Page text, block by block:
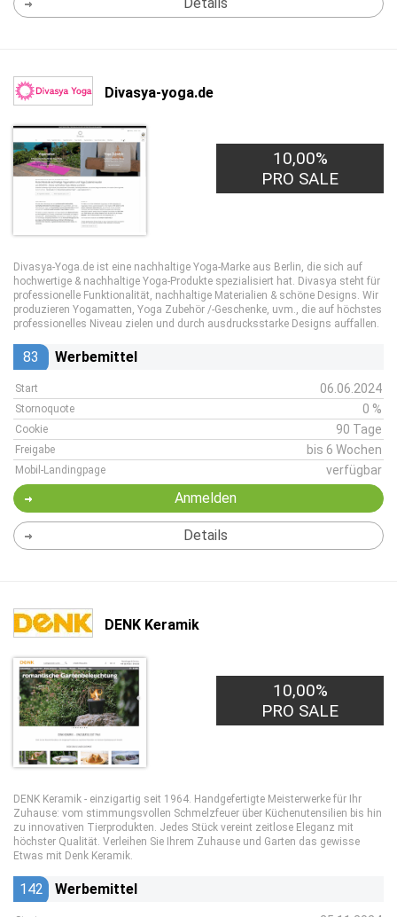
Divasya-yoga.de
10,00%
PRO SALE
Divasya-Yoga.de ist eine nachhaltige Yoga-Marke aus Berlin, die sich auf
hochwertige & nachhaltige Yoga-Produkte spezialisiert hat. Divasya steht für
professionelle Funktionalität, nachhaltige Materialien & schöne Designs. Wir
produzieren Yogamatten, Yoga Zubehör /-Geschenke, uvm., die auf höchstes
professionelles Niveau zielen und durch ausdrucksstarke Designs auffallen.
83 Werbemittel
Start 06.06.2024
Stornoquote 0 %
Cookie 90 Tage
Freigabe bis 6 Wochen
Mobil-Landingpage verfügbar
Anmelden
Details
DENK Keramik
10,00%
PRO SALE
DENK Keramik - einzigartig seit 1964. Handgefertigte Meisterwerke für Ihr
Zuhause: vom stimmungsvollen Schmelzfeuer über Küchenutensilien bis hin
zu innovativen Tierprodukten. Jedes Stück vereint zeitlose Eleganz mit
höchster Qualität. Verleihen Sie Ihrem Zuhause und Garten das gewisse
Etwas mit Denk Keramik.
142 Werbemittel